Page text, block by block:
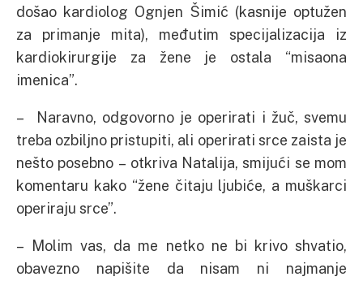
došao kardiolog Ognjen Šimić (kasnije optužen
za primanje mita), međutim specijalizacija iz
kardiokirurgije za žene je ostala “misaona
imenica”.
– Naravno, odgovorno je operirati i žuč, svemu
treba ozbiljno pristupiti, ali operirati srce zaista je
nešto posebno – otkriva Natalija, smijući se mom
komentaru kako “žene čitaju ljubiće, a muškarci
operiraju srce”.
– Molim vas, da me netko ne bi krivo shvatio,
obavezno napišite da nisam ni najmanje